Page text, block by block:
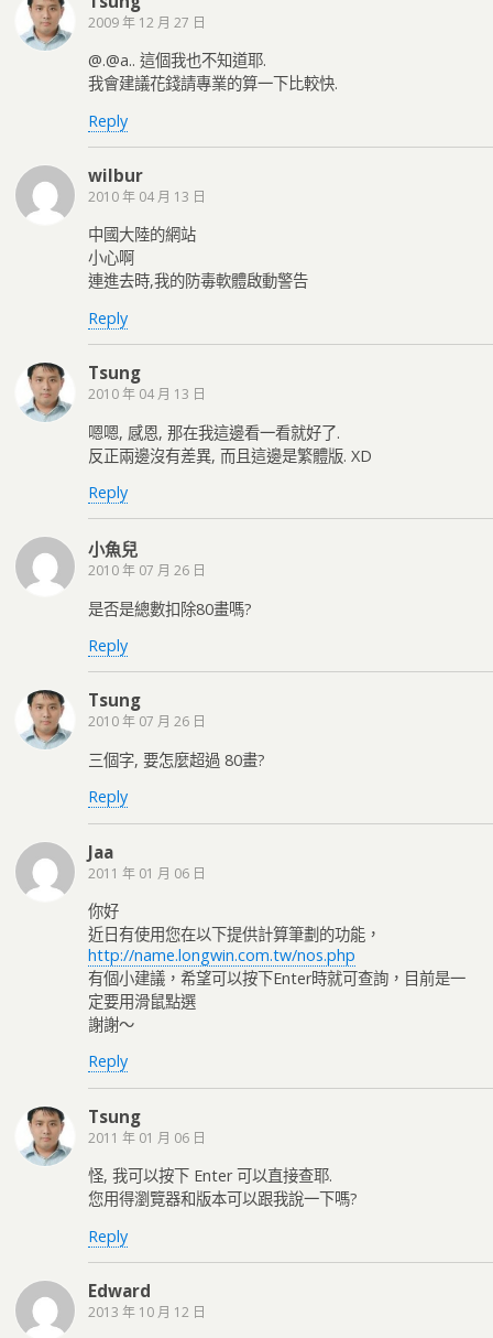
2009 年 12 月 27 日
@.@a.. 這個我也不知道耶.
我會建議花錢請專業的算一下比較快.
Reply
wilbur
2010 年 04 月 13 日
中國大陸的網站
小心啊
連進去時,我的防毒軟體啟動警告
Reply
Tsung
2010 年 04 月 13 日
嗯嗯, 感恩, 那在我這邊看一看就好了.
反正兩邊沒有差異, 而且這邊是繁體版. XD
Reply
小魚兒
2010 年 07 月 26 日
是否是總數扣除80畫嗎?
Reply
Tsung
2010 年 07 月 26 日
三個字, 要怎麼超過 80畫?
Reply
Jaa
2011 年 01 月 06 日
你好
近日有使用您在以下提供計算筆劃的功能，
http://name.longwin.com.tw/nos.php
有個小建議，希望可以按下Enter時就可查詢，目前是一
定要用滑鼠點選
謝謝～
Reply
Tsung
2011 年 01 月 06 日
怪, 我可以按下 Enter 可以直接查耶.
您用得瀏覽器和版本可以跟我說一下嗎?
Reply
Edward
2013 年 10 月 12 日